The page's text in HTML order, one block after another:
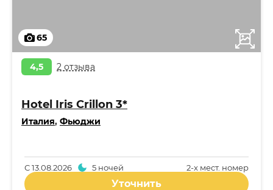
65
4,5 2 отзыва
Hotel Iris Crillon 3*
Италия, Фьюджи
2-x мест. номер
С13.08.2026 5 ночей
Уточнить